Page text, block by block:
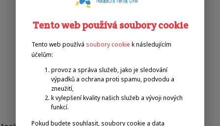
Tento web používá soubory cookie
Tento web používá soubory cookie k následujícím
účelům:
provoz a správa služeb, jako je sledování
výpadků a ochrana proti spamu, podvodu a
zneužití,
k vylepšení kvality našich služeb a vývoji nových
funkcí.
Pokud budete souhlasit, soubory cookie a data